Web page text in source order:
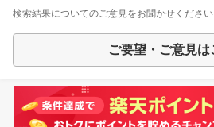
検索結果についてのご意見をお聞かせください
ご要望・ご意見は